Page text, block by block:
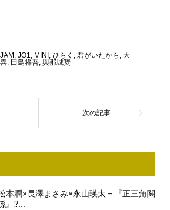
JAM , JO1, MINI , ひらく , 君がいたから , 大
, 田島将吾, 與那城奨
本潤×長澤まさみ×永山瑛太＝『正三角関
』⁉︎...